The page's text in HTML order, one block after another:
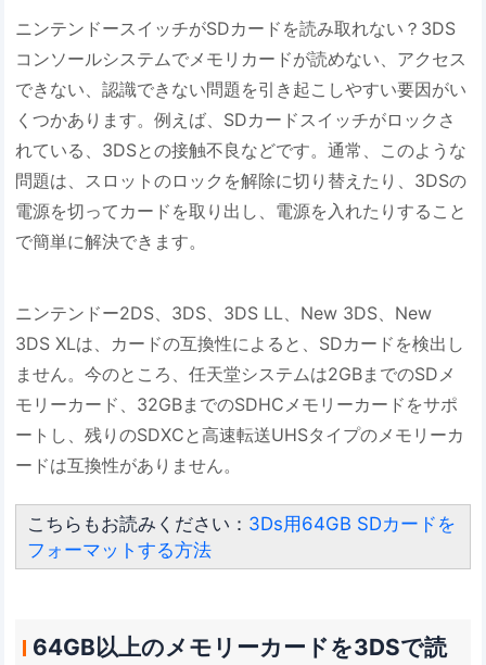
ニンテンドースイッチがSDカードを読み取れない？3DS
コンソールシステムでメモリカードが読めない、アクセス
できない、認識できない問題を引き起こしやすい要因がい
くつかあります。例えば、SDカードスイッチがロックさ
れている、3DSとの接触不良などです。通常、このような
問題は、スロットのロックを解除に切り替えたり、3DSの
電源を切ってカードを取り出し、電源を入れたりすること
で簡単に解決できます。
ニンテンドー2DS、3DS、3DS LL、New 3DS、New
3DS XLは、カードの互換性によると、SDカードを検出し
ません。今のところ、任天堂システムは2GBまでのSDメ
モリーカード、32GBまでのSDHCメモリーカードをサポ
ートし、残りのSDXCと高速転送UHSタイプのメモリーカ
ードは互換性がありません。
こちらもお読みください： 3Ds用64GB SDカードを
フォーマットする方法
64GB以上のメモリーカードを3DSで読